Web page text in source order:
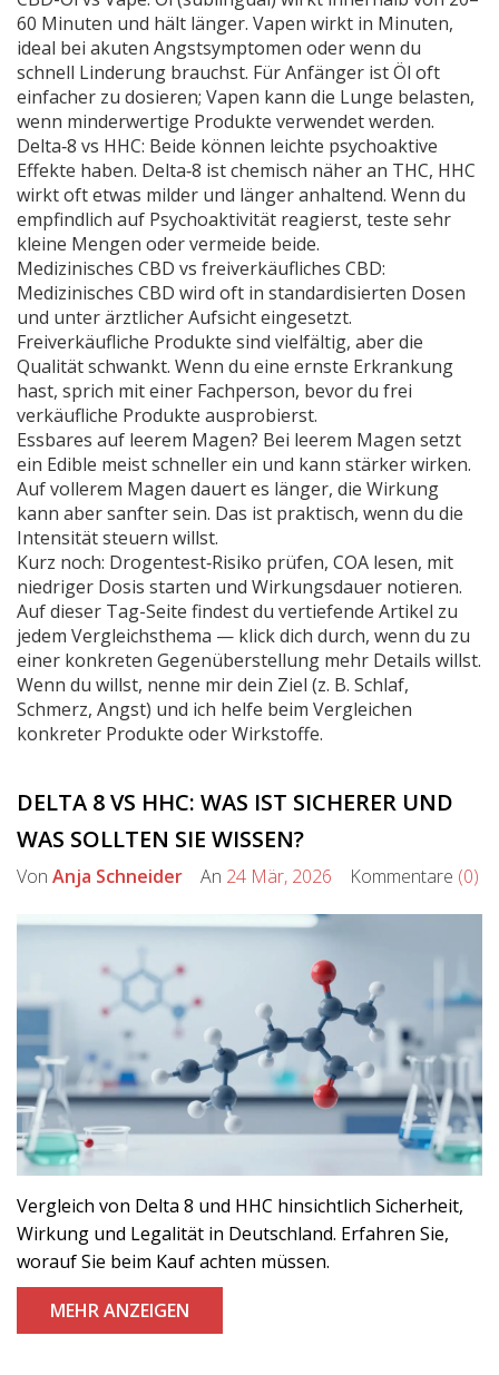
60 Minuten und hält länger. Vapen wirkt in Minuten,
ideal bei akuten Angstsymptomen oder wenn du
schnell Linderung brauchst. Für Anfänger ist Öl oft
einfacher zu dosieren; Vapen kann die Lunge belasten,
wenn minderwertige Produkte verwendet werden.
Delta‑8 vs HHC: Beide können leichte psychoaktive
Effekte haben. Delta‑8 ist chemisch näher an THC, HHC
wirkt oft etwas milder und länger anhaltend. Wenn du
empfindlich auf Psychoaktivität reagierst, teste sehr
kleine Mengen oder vermeide beide.
Medizinisches CBD vs freiverkäufliches CBD:
Medizinisches CBD wird oft in standardisierten Dosen
und unter ärztlicher Aufsicht eingesetzt.
Freiverkäufliche Produkte sind vielfältig, aber die
Qualität schwankt. Wenn du eine ernste Erkrankung
hast, sprich mit einer Fachperson, bevor du frei
verkäufliche Produkte ausprobierst.
Essbares auf leerem Magen? Bei leerem Magen setzt
ein Edible meist schneller ein und kann stärker wirken.
Auf vollerem Magen dauert es länger, die Wirkung
kann aber sanfter sein. Das ist praktisch, wenn du die
Intensität steuern willst.
Kurz noch: Drogentest‑Risiko prüfen, COA lesen, mit
niedriger Dosis starten und Wirkungsdauer notieren.
Auf dieser Tag-Seite findest du vertiefende Artikel zu
jedem Vergleichsthema — klick dich durch, wenn du zu
einer konkreten Gegenüberstellung mehr Details willst.
Wenn du willst, nenne mir dein Ziel (z. B. Schlaf,
Schmerz, Angst) und ich helfe beim Vergleichen
konkreter Produkte oder Wirkstoffe.
DELTA 8 VS HHC: WAS IST SICHERER UND
WAS SOLLTEN SIE WISSEN?
Von Anja Schneider An 24 Mär, 2026 Kommentare (0)
Vergleich von Delta 8 und HHC hinsichtlich Sicherheit,
Wirkung und Legalität in Deutschland. Erfahren Sie,
worauf Sie beim Kauf achten müssen.
MEHR ANZEIGEN